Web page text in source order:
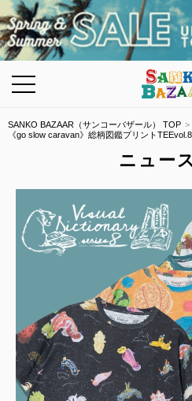
SANKO BAZAAR（サンコーバザール） TOP
《go slow caravan》総柄図鑑プリント
ニュー